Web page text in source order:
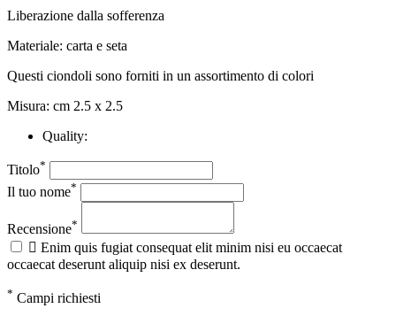
Liberazione dalla sofferenza
Materiale: carta e seta
Questi ciondoli sono forniti in un assortimento di colori
Misura: cm 2.5 x 2.5
Quality:
Titolo*
Il tuo nome*
Recensione*
 Enim quis fugiat consequat elit minim nisi eu occaecat
occaecat deserunt aliquip nisi ex deserunt.
* Campi richiesti